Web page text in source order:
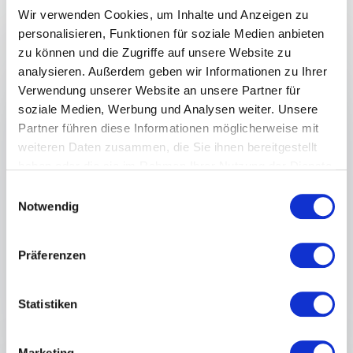
Wir verwenden Cookies, um Inhalte und Anzeigen zu
personalisieren, Funktionen für soziale Medien anbieten
zu können und die Zugriffe auf unsere Website zu
analysieren. Außerdem geben wir Informationen zu Ihrer
Verwendung unserer Website an unsere Partner für
soziale Medien, Werbung und Analysen weiter. Unsere
Partner führen diese Informationen möglicherweise mit
weiteren Daten zusammen, die Sie ihnen bereitgestellt
Notwendig
Präferenzen
Statistiken
5von5
Ich hätte mir keine bessere Expertin wünschen
können ​- wir hatten sehr viel Freude an Ihren
Antworten.
RTL-Extra Redaktion
VORTRAG VON REFERENTIN SABINE HÜBNER
WOW! beginnt mit Haltung. Immer.
Das Fundament: Haltung und Selbstverständnis
Service ist das Business – nicht das
Sahnehäubchen.
Servicefreude beginnt bei der Haltung.
schafft Wirkung. WOW!-Erlebnisse entstehen,
+Mehr lesen
Vortrag unverbindlich anfragen : Sabine Hübner